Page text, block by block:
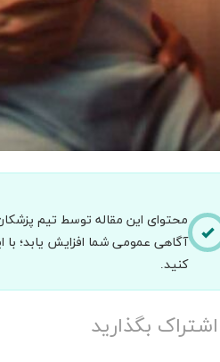
محتوای این مقاله توسط تیم
آگاهی عمومی شما افزایش یابد؛
کنید.
بگذارید